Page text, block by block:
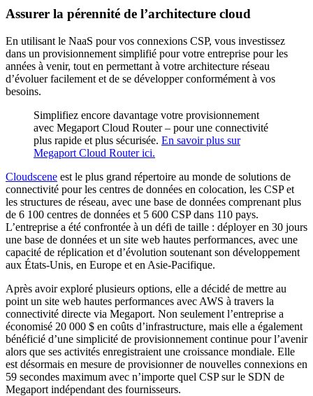
Assurer la pérennité de l’architecture cloud
En utilisant le NaaS pour vos connexions CSP, vous investissez
dans un provisionnement simplifié pour votre entreprise pour les
années à venir, tout en permettant à votre architecture réseau
d’évoluer facilement et de se développer conformément à vos
besoins.
Simplifiez encore davantage votre provisionnement
avec Megaport Cloud Router – pour une connectivité
plus rapide et plus sécurisée. En savoir plus sur
Megaport Cloud Router ici.
Cloudscene est le plus grand répertoire au monde de solutions de
connectivité pour les centres de données en colocation, les CSP et
les structures de réseau, avec une base de données comprenant plus
de 6 100 centres de données et 5 600 CSP dans 110 pays.
L’entreprise a été confrontée à un défi de taille : déployer en 30 jours
une base de données et un site web hautes performances, avec une
capacité de réplication et d’évolution soutenant son développement
aux États-Unis, en Europe et en Asie-Pacifique.
Après avoir exploré plusieurs options, elle a décidé de mettre au
point un site web hautes performances avec AWS à travers la
connectivité directe via Megaport. Non seulement l’entreprise a
économisé 20 000 $ en coûts d’infrastructure, mais elle a également
bénéficié d’une simplicité de provisionnement continue pour l’avenir
alors que ses activités enregistraient une croissance mondiale. Elle
est désormais en mesure de provisionner de nouvelles connexions en
59 secondes maximum avec n’importe quel CSP sur le SDN de
Megaport indépendant des fournisseurs.